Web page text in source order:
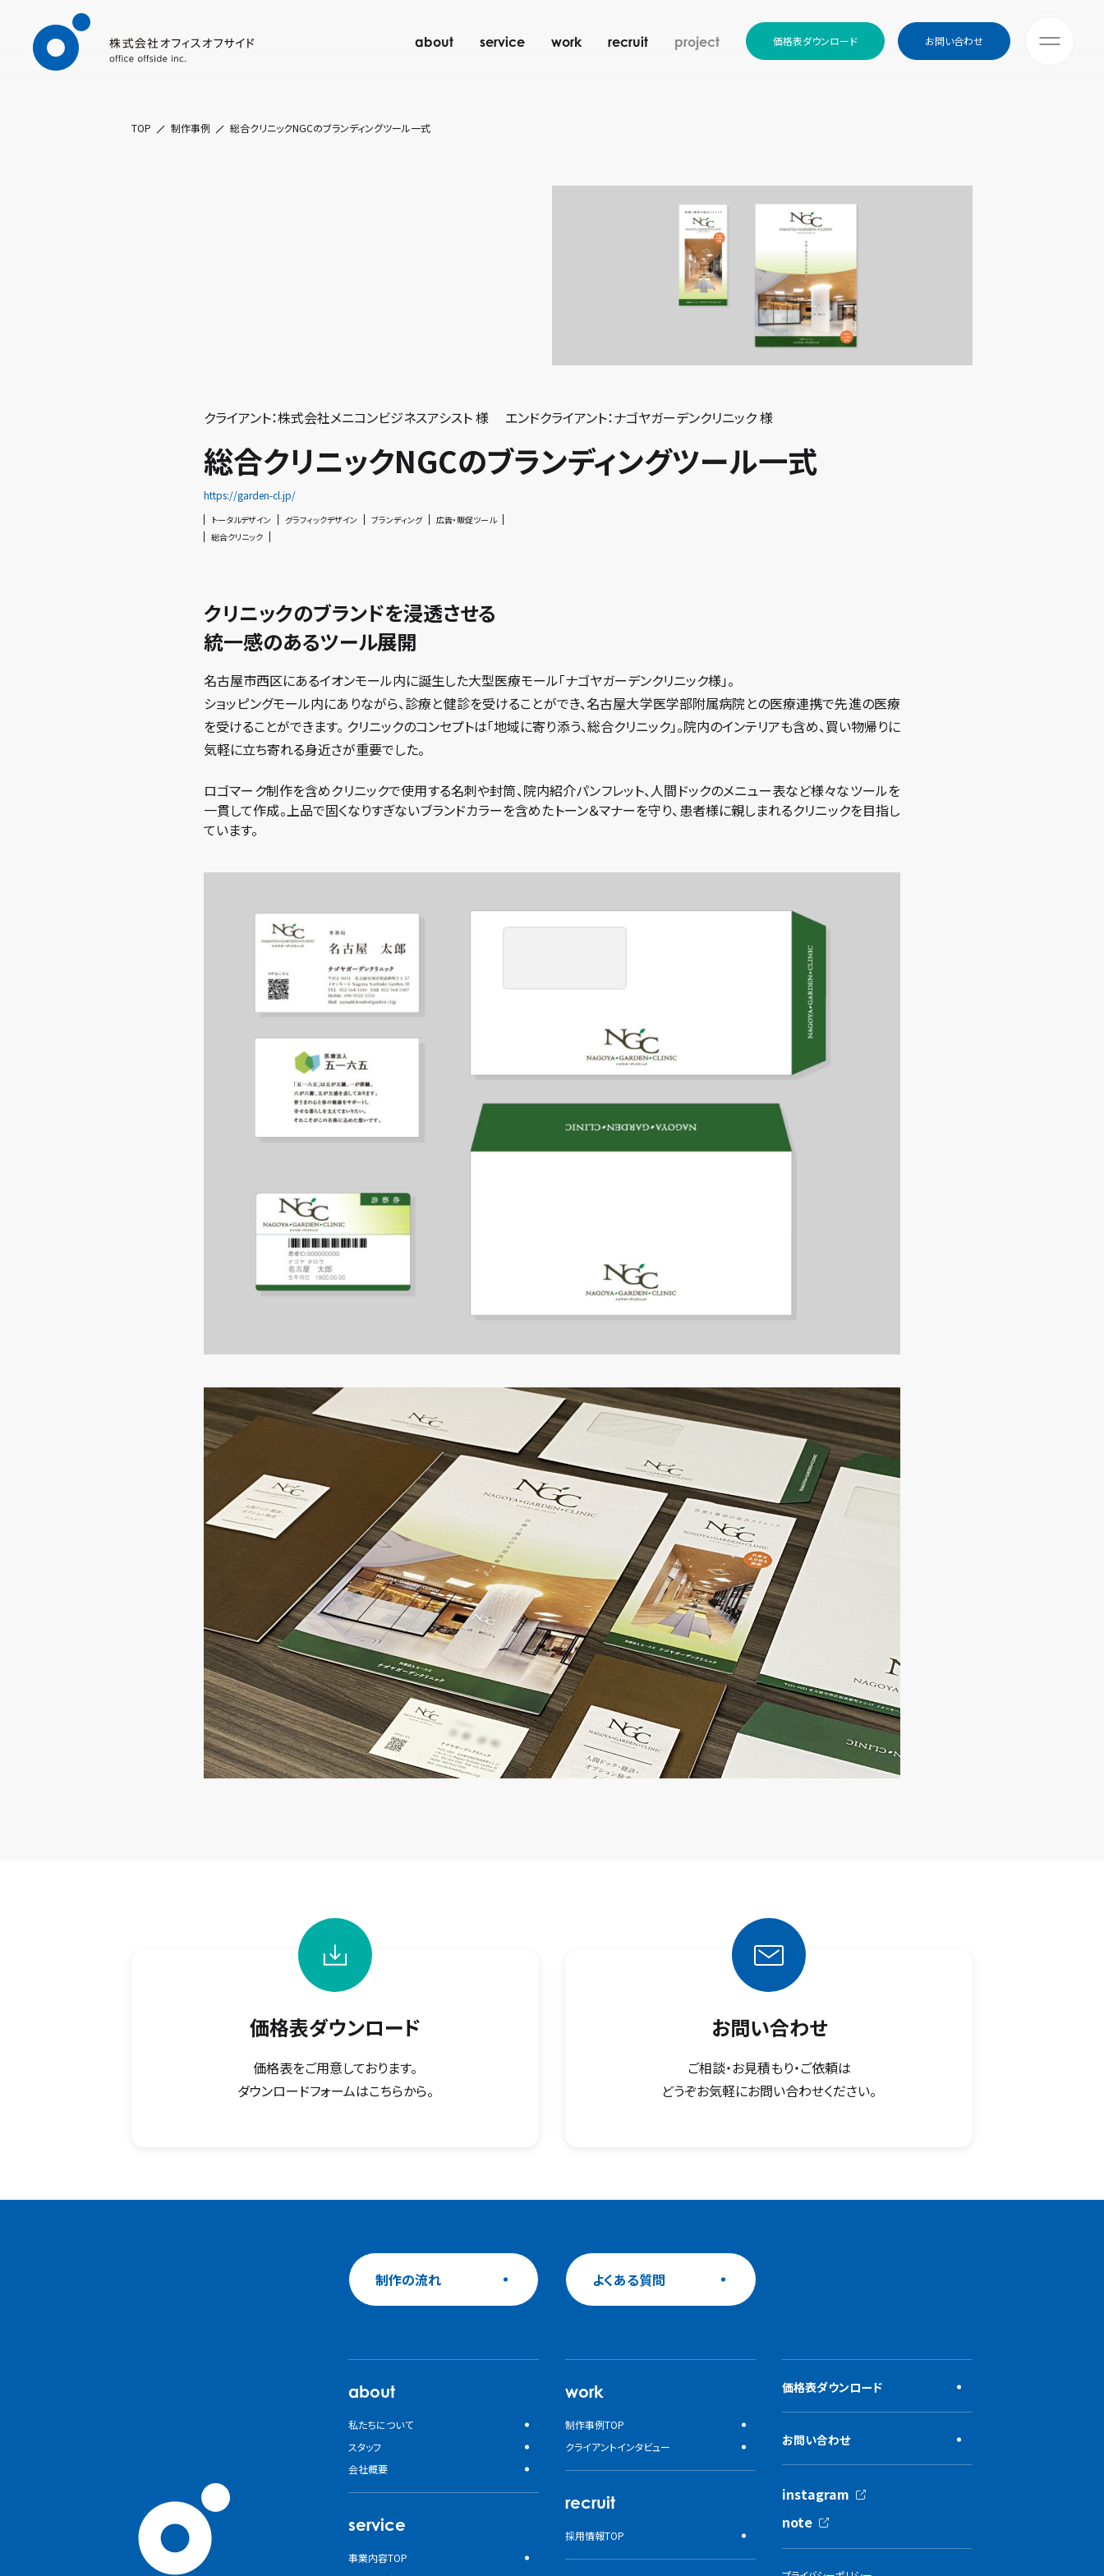
about service work recruit project 価格表ダウンロード お問い合わせ
TOP 制作事例 総合クリニックNGCのブランディングツール一式
クライアント：株式会社メニコンビジネスアシスト 様 エンドクライアント：ナゴヤガーデンクリニック 様
総合クリニックNGCのブランディングツール一式
https://garden-cl.jp/
トータルデザイン グラフィックデザイン ブランディング
広告・販促ツール
総合クリニック
クリニックのブランドを浸透させる
統一感のあるツール展開
名古屋市西区にあるイオンモール内に誕生した大型医療モール「ナゴヤガーデンクリニック様」。
ショッピングモール内にありながら、診療と健診を受けることができ、名古屋大学医学部附属病院との医療連携で先進の医療
を受けることができます。 クリニックのコンセプトは「地域に寄り添う、総合クリニック」。院内のインテリアも含め、買い物帰りに
気軽に立ち寄れる身近さが重要でした。
ロゴマーク制作を含めクリニックで使用する名刺や封筒、院内紹介パンフレット、人間ドックのメニュー表など様々なツールを
一貫して作成。上品で固くなりすぎないブランドカラーを含めたトーン＆マナーを守り、患者様に親しまれるクリニックを目指し
ています。
価格表ダウンロード
価格表をご用意しております。
ダウンロードフォームはこちらから。
お問い合わせ
ご相談・お見積もり・ご依頼は
どうぞお気軽にお問い合わせください。
制作の流れ よくある質問
about
私たちについて
スタッフ
会社概要
service
事業内容TOP
work
制作事例TOP
クライアントインタビュー
recruit
採用情報TOP
価格表ダウンロード
お問い合わせ
instagram
note